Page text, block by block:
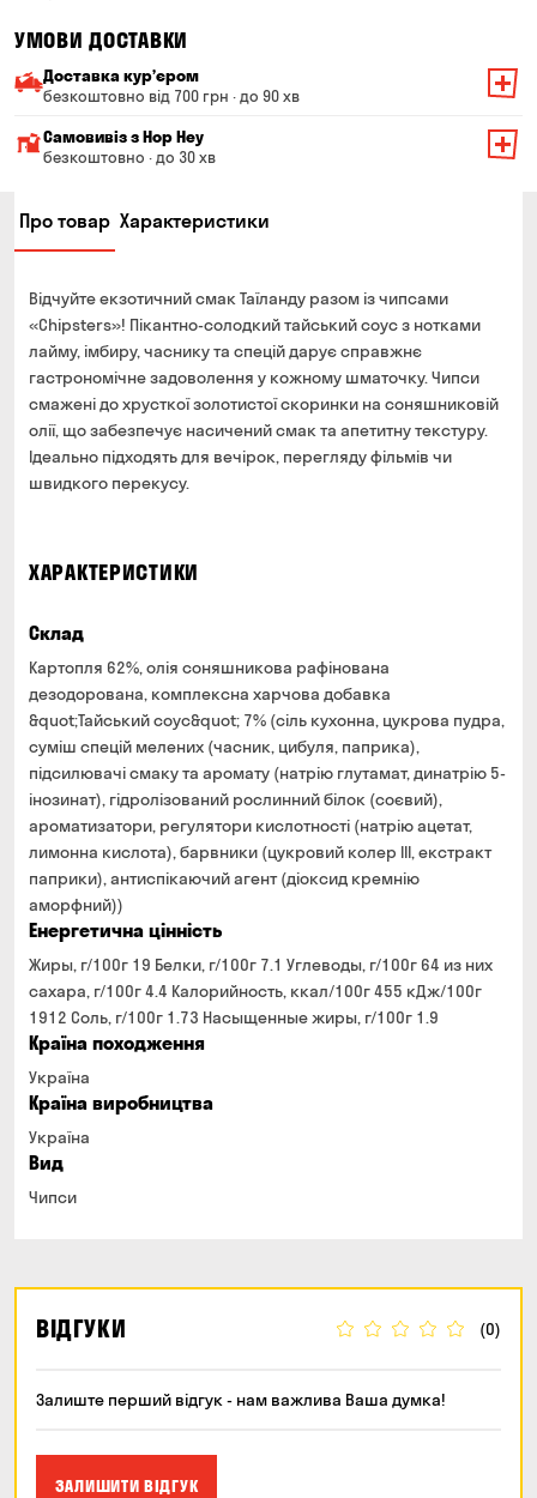
УМОВИ ДОСТАВКИ
Доставка курʼєром
безкоштовно від 700 грн · до 90 хв
Мінімальна сума всього замовлення — 200 грн
Вартість доставки залежить від суми всього замовлення:
Від 300 до 399 грн
Від 700 грн безкоштовно
Термін доставки — до 90 хвилин
*на час доставки можуть впливати повітряні тривоги
Оплата:
готівкою кур'єру
банківською картою на сайті
Самовивіз з Hop Hey
безкоштовно · до 30 хв
Час складання замовлення — до 30 хв
Можете без черги забрати з магазину в зручний для
Оплата:
готівкою в магазині
банківською картою на сайті та в магазині
Про товар Характеристики
Відчуйте екзотичний смак Таїланду разом із чипсами
«Chipsters»! Пікантно-солодкий тайський соус з нотками
лайму, імбиру, часнику та спецій дарує справжнє
гастрономічне задоволення у кожному шматочку. Чипси
смажені до хрусткої золотистої скоринки на соняшниковій
олії, що забезпечує насичений смак та апетитну текстуру.
Ідеально підходять для вечірок, перегляду фільмів чи
швидкого перекусу.
ХАРАКТЕРИСТИКИ
Склад
Картопля 62%, олія соняшникова рафінована
дезодорована, комплексна харчова добавка
&quot;Тайський соус&quot; 7% (сіль кухонна, цукрова пудра,
суміш спецій мелених (часник, цибуля, паприка),
підсилювачі смаку та аромату (натрію глутамат, динатрію 5-
інозинат), гідролізований рослинний білок (соєвий),
ароматизатори, регулятори кислотності (натрію ацетат,
лимонна кислота), барвники (цукровий колер III, екстракт
паприки), антиспікаючий агент (діоксид кремнію
аморфний))
Енергетична цінність
Жиры, г/100г 19 Белки, г/100г 7.1 Углеводы, г/100г 64 из них
сахара, г/100г 4.4 Калорийность, ккал/100г 455 кДж/100г
1912 Соль, г/100г 1.73 Насыщенные жиры, г/100г 1.9
Країна походження
Україна
Країна виробництва
Україна
Вид
Чипси
ВІДГУКИ (0)
Залиште перший відгук - нам важлива Ваша думка!
ЗАЛИШИТИ ВІДГУК